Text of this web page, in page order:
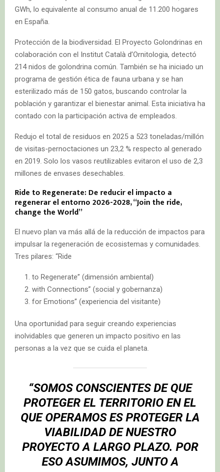
GWh, lo equivalente al consumo anual de 11.200 hogares
en España.
Protección de la biodiversidad. El Proyecto Golondrinas en
colaboración con el Institut Català d’Ornitologia, detectó
214 nidos de golondrina común. También se ha iniciado un
programa de gestión ética de fauna urbana y se han
esterilizado más de 150 gatos, buscando controlar la
población y garantizar el bienestar animal. Esta iniciativa ha
contado con la participación activa de empleados.
Redujo el total de residuos en 2025 a 523 toneladas/millón
de visitas-pernoctaciones un 23,2 % respecto al generado
en 2019. Solo los vasos reutilizables evitaron el uso de 2,3
millones de envases desechables.
Ride to Regenerate: De reducir el impacto a
regenerar el entorno 2026-2028, “Join the ride,
change the World”
El nuevo plan va más allá de la reducción de impactos para
impulsar la regeneración de ecosistemas y comunidades.
Tres pilares: “Ride
to Regenerate” (dimensión ambiental)
with Connections” (social y gobernanza)
for Emotions” (experiencia del visitante)
Una oportunidad para seguir creando experiencias
inolvidables que generen un impacto positivo en las
personas a la vez que se cuida el planeta.
“SOMOS CONSCIENTES DE QUE
PROTEGER EL TERRITORIO EN EL
QUE OPERAMOS ES PROTEGER LA
VIABILIDAD DE NUESTRO
PROYECTO A LARGO PLAZO. POR
ESO ASUMIMOS, JUNTO A